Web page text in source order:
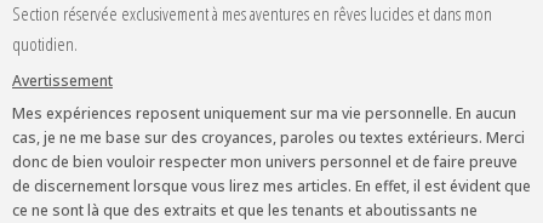
Section réservée exclusivement à mes aventures en rêves lucides et dans mon
quotidien.
Avertissement
Mes expériences reposent uniquement sur ma vie personnelle. En aucun
cas, je ne me base sur des croyances, paroles ou textes extérieurs. Merci
donc de bien vouloir respecter mon univers personnel et de faire preuve
de discernement lorsque vous lirez mes articles. En effet, il est évident que
ce ne sont là que des extraits et que les tenants et aboutissants ne